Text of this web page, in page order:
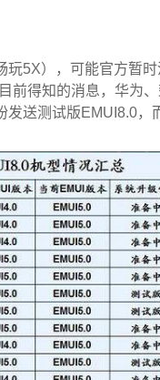
5X），可能官方暂
前得知的消息，华为
送测试版EMUI8.0，